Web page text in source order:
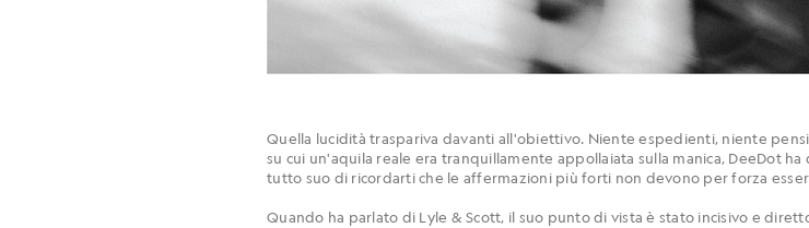
Quella lucidità traspariva davanti all'obiettivo. Niente espedienti, niente
su cui un'aquila reale era tranquillamente appollaiata sulla manica, DeeDot
tutto suo di ricordarti che le affermazioni più forti non devono per forza
Quando ha parlato di Lyle & Scott, il suo punto di vista è stato incisivo e